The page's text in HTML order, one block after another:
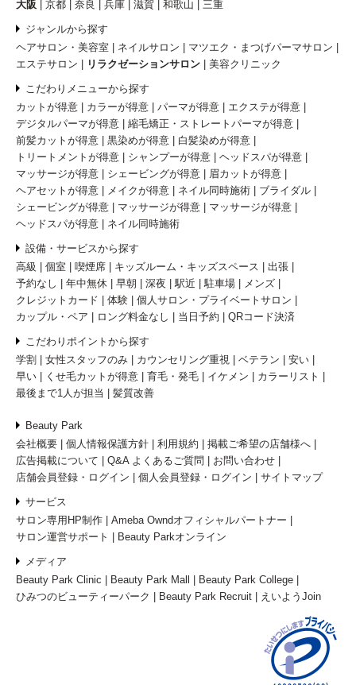
大阪
京都 奈良 兵庫 滋賀 和歌山 三重
ジャンルから探す
ヘアサロン・美容室
ネイルサロン
マツエク・まつげパーマサロン
エステサロン
リラクゼーションサロン 美容クリニック
こだわりメニューから探す
カットが得意
カラーが得意 パーマが得意
エクステが得意
デジタルパーマが得意
縮毛矯正・ストレートパーマが得意
前髪カットが得意
黒染めが得意
白髪染めが得意
トリートメントが得意
シャンプーが得意
ヘッドスパが得意
マッサージが得意
シェービングが得意
眉カットが得意
ヘアセットが得意
メイクが得意 ネイル同時施術
ブライダル
シェービングが得意
マッサージが得意
マッサージが得意
ヘッドスパが得意
ネイル同時施術
設備・サービスから探す
高級
個室 喫煙席 キッズルーム・キッズスペース
出張
予約なし
年中無休 早朝 深夜 駅近 駐車場
メンズ
クレジットカード
体験
個人サロン・プライベートサロン
カップル・ペア
ロング料金なし 当日予約 QRコード決済
こだわりポイントから探す
学割
女性スタッフのみ カウンセリング重視 ベテラン
安い
早い
くせ毛カットが得意 育毛・発毛 イケメン
カラーリスト
最後まで1人が担当
髪質改善
Beauty Park
会社概要
個人情報保護方針 利用規約
掲載ご希望の店舗様へ
広告掲載について
Q&A よくあるご質問
お問い合わせ
店舗会員登録・ログイン
個人会員登録・ログイン サイトマップ
サービス
サロン専用HP制作
Ameba Owndオフィシャルパートナー
サロン運営サポート
Beauty Parkオンライン
メディア
Beauty Park Clinic
Beauty Park Mall
Beauty Park College
ひみつのビューティーパーク
Beauty Park Recruit えいようJoin